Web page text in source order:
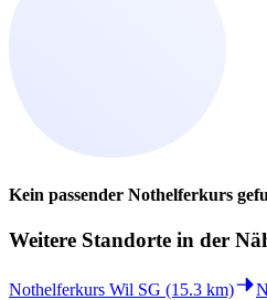
Kein passender Nothelferkurs
Weitere Standorte in der
Nothelferkurs Wil SG (15.3 km)